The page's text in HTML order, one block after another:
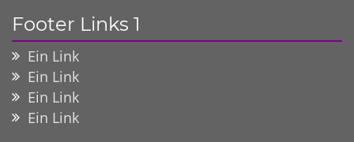
Footer Links 1
Ein Link
Ein Link
Ein Link
Ein Link